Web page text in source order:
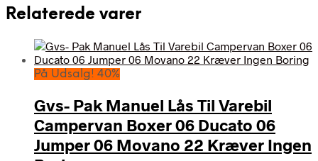
Relaterede varer
På Udsalg! 40%
Gvs- Pak Manuel Lås Til Varebil
Campervan Boxer 06 Ducato 06
Jumper 06 Movano 22 Kræver Ingen